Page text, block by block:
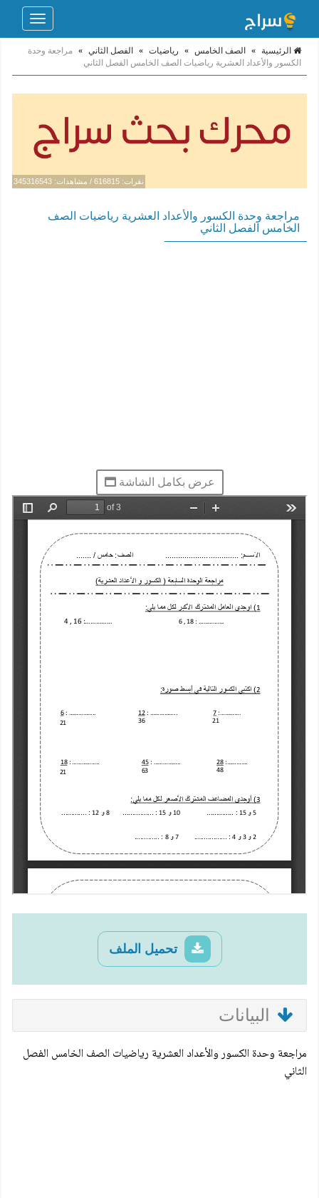
Toggle
الرئيسية » الصف الخامس » رياضيات » الفصل الثاني » مراجعة وحدة
الكسور والأعداد العشرية رياضيات الصف الخامس الفصل الثاني
نقرات: 616815 / مشاهدات: 345316543
مراجعة وحدة الكسور والأعداد العشرية رياضيات الصف
الخامس الفصل الثاني
عرض بكامل الشاشة
تحميل الملف
البيانات
مراجعة وحدة الكسور والأعداد العشرية رياضيات الصف الخامس الفصل
الثاني